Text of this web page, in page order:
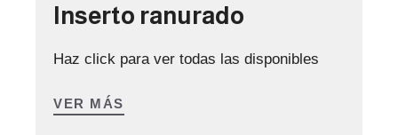
Inserto ranurado
Haz click para ver todas las disponibles
VER MÁS